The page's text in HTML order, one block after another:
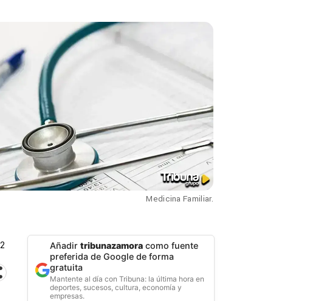
Medicina Familiar.
Añadir tribunazamora como fuente
preferida de Google de forma
gratuita
Mantente al día con Tribuna: la última hora en
deportes, sucesos, cultura, economía y
empresas.